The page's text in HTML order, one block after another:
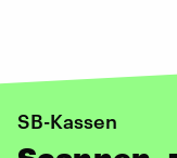
SB-Kassen